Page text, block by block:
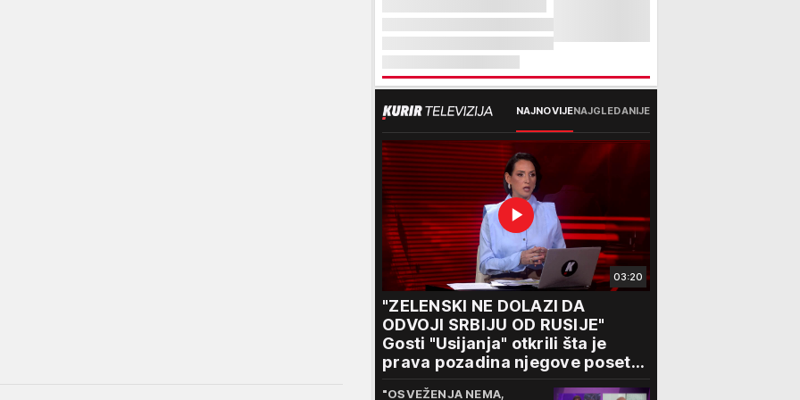
NAJNOVIJENAJGLEDANIJE
03:20
"ZELENSKI NE DOLAZI DA
ODVOJI SRBIJU OD RUSIJE"
Gosti "Usijanja" otkrili šta je
prava pozadina njegove posete
Beogradu
"OSVEŽENJA NEMA,